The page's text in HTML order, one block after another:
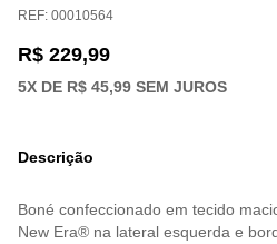
REF: 00010564
R$ 229,99
5X DE R$ 45,99 SEM JUROS
Descrição
Boné confeccionado em tecido
New Era® na lateral esquerda e